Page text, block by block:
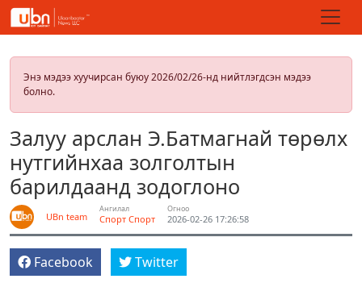
Энэ мэдээ хуучирсан буюу 2026/02/26-нд нийтлэгдсэн мэдээ
болно.
Залуу арслан Э.Батмагнай төрөлх
нутгийнхаа золголтын
барилдаанд зодоглоно
UBn team
Ангилал
Спорт Спорт
Огноо
2026-02-26 17:26:58
Facebook Twitter